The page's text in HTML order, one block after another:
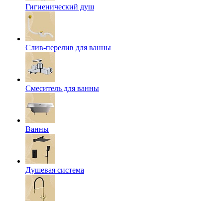
Гигиенический душ
Слив-перелив для ванны
Смеситель для ванны
Ванны
Душевая система